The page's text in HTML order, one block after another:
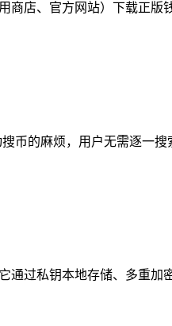
店、官方网站）下载正
币的麻烦，用户无需逐一
过私钥本地存储、多重